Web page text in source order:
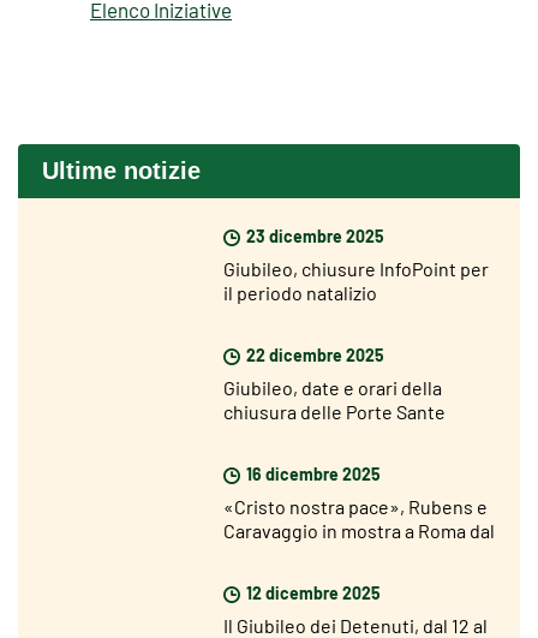
Elenco Iniziative
Ultime notizie
23 dicembre 2025
Giubileo, chiusure InfoPoint per
il periodo natalizio
22 dicembre 2025
Giubileo, date e orari della
chiusura delle Porte Sante
16 dicembre 2025
«Cristo nostra pace», Rubens e
Caravaggio in mostra a Roma dal
12 dicembre 2025
Il Giubileo dei Detenuti, dal 12 al